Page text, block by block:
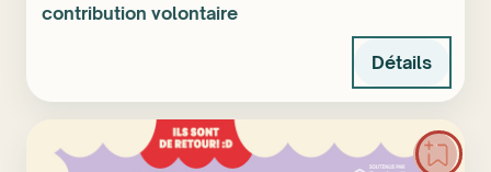
contribution volontaire
Détails